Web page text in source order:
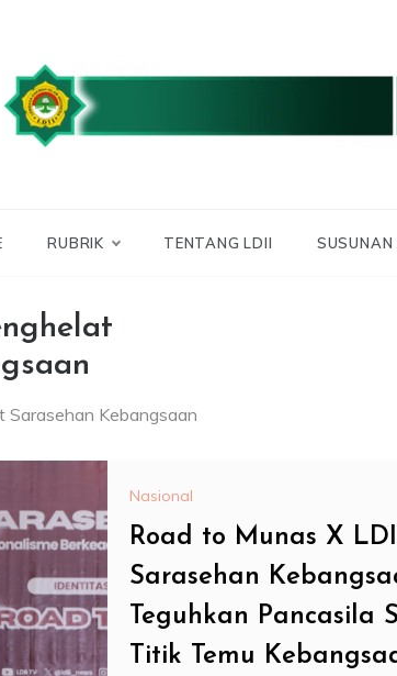
RUBRIK TENTANG LDII SUSUNAN
Sarasehan Kebangsaan
Nasional
Road to Munas X
Sarasehan
Teguhkan Pancasila
Titik Temu